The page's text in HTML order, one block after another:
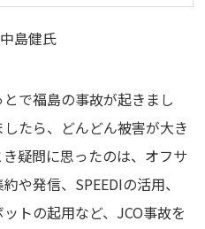
島健氏
で福島の事故が起きまし
たら、どんどん被害が大き
疑問に思ったのは、オフサ
や発信、SPEEDIの活用、
トの起用など、JCO事故を